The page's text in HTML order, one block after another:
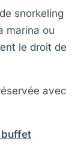
snorkeling
marina ou
le droit de
avec
buffet